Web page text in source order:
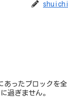
shuichi
あったブロックを全
過ぎません。